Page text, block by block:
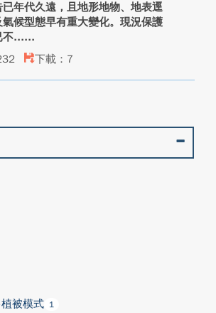
已年代久遠，且地形地物、地表逕
氣候型態早有重大變化。現況保護
不...
下載：7
被模式 1